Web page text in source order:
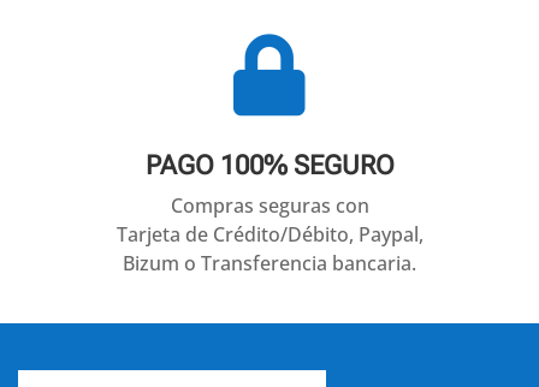

PAGO 100% SEGURO
Compras seguras con
Tarjeta de Crédito/Débito, Paypal,
Bizum o Transferencia bancaria.